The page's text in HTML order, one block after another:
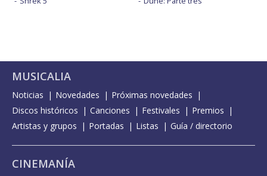
MUSICALIA
Noticias Novedades
Próximas novedades
Discos históricos
Canciones Festivales
Premios
Artistas y grupos
Portadas Listas Guía / directorio
CINEMANÍA